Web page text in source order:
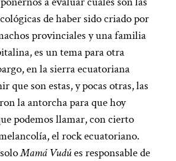
de haber sido criado por
provinciales y una familia
es un tema para otra
en la sierra ecuatoriana
que son estas, y pocas otras, las
la antorcha para que hoy
podemos llamar, con cierto
el rock ecuatoriano.
Mamá Vudúes responsable de